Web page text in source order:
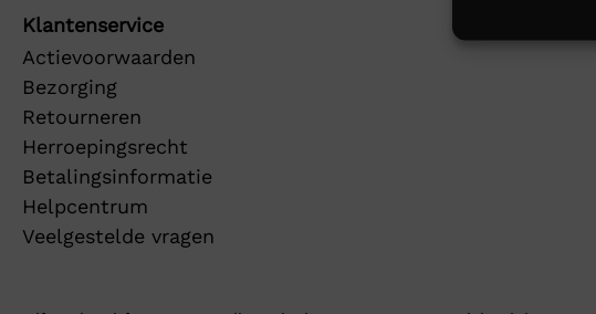
Klantenservice
Actievoorwaarden
Bezorging
Retourneren
Herroepingsrecht
Betalingsinformatie
Helpcentrum
Veelgestelde vragen